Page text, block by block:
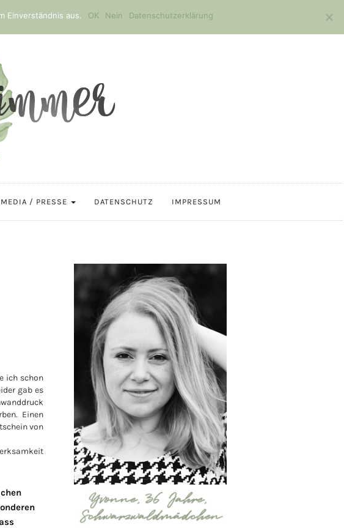
MEDIA / PRESSE DATENSCHUTZ IMPRESSUM
ich schon
gab es
Einen
von
Einverständnis aus. OK Nein Datenschutzerklärung